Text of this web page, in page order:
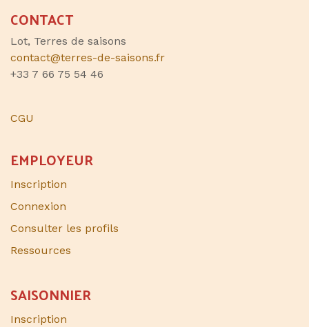
CONTACT
Lot, Terres de saisons
contact@terres-de-saisons.fr
+33 7 66 75 54 46
CGU
EMPLOYEUR
Inscription
Connexion
Consulter les profils
Ressources
SAISONNIER​
Inscription